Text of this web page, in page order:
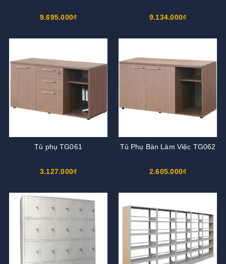
9.695.000₫ 9.134.000₫
Tủ phụ TG061
3.127.000₫
Tủ Phụ Bàn Làm Việc TG062
2.605.000₫